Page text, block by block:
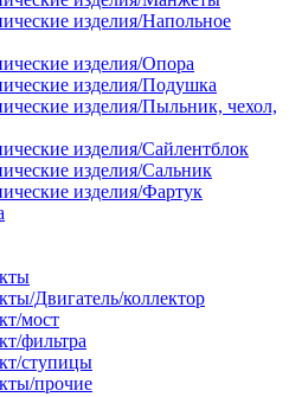
изделия/Напольное
изделия/Опора
изделия/Подушка
изделия/Пыльник, чехол,
изделия/Сайлентблок
изделия/Сальник
изделия/Фартук
Двигатель/коллектор
мост
фильтра
ступицы
прочие